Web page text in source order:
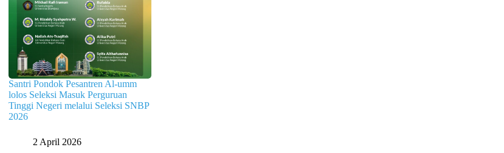
Santri Pondok Pesantren Al-umm
lolos Seleksi Masuk Perguruan
Tinggi Negeri melalui Seleksi SNBP
2026
2 April 2026